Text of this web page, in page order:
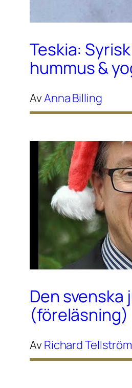
Teskia:
hummus &
AvAnna Billing
Den
(föreläsning)
AvRichard Tellström